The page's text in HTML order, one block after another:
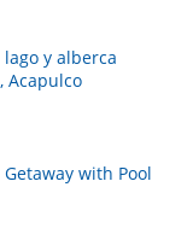
y alberca
Acapulco
with Pool